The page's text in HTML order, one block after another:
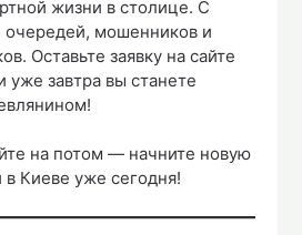
жизни в столице. С
мошенников и
Оставьте заявку на сайте
уже завтра вы станете
на потом — начните новую
в Киеве уже сегодня!